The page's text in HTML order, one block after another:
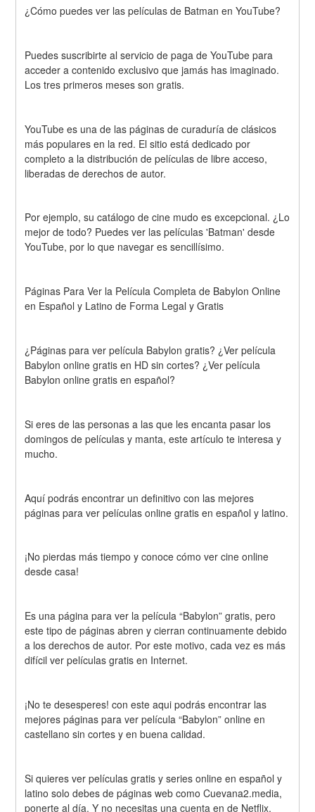
¿Cómo puedes ver las películas de Batman en YouTube?
Puedes suscribirte al servicio de paga de YouTube para
acceder a contenido exclusivo que jamás has imaginado.
Los tres primeros meses son gratis.
YouTube es una de las páginas de curaduría de clásicos
más populares en la red. El sitio está dedicado por
completo a la distribución de películas de libre acceso,
liberadas de derechos de autor.
Por ejemplo, su catálogo de cine mudo es excepcional. ¿Lo
mejor de todo? Puedes ver las películas 'Batman' desde
YouTube, por lo que navegar es sencillísimo.
Páginas Para Ver la Película Completa de Babylon Online
en Español y Latino de Forma Legal y Gratis
¿Páginas para ver película Babylon gratis? ¿Ver película
Babylon online gratis en HD sin cortes? ¿Ver película
Babylon online gratis en español?
Si eres de las personas a las que les encanta pasar los
domingos de películas y manta, este artículo te interesa y
mucho.
Aquí podrás encontrar un definitivo con las mejores
páginas para ver películas online gratis en español y latino.
¡No pierdas más tiempo y conoce cómo ver cine online
desde casa!
Es una página para ver la película “Babylon” gratis, pero
este tipo de páginas abren y cierran continuamente debido
a los derechos de autor. Por este motivo, cada vez es más
difícil ver películas gratis en Internet.
¡No te desesperes! con este aqui podrás encontrar las
mejores páginas para ver película “Babylon” online en
castellano sin cortes y en buena calidad.
Si quieres ver películas gratis y series online en español y
latino solo debes de páginas web como Cuevana2.media,
ponerte al día. Y no necesitas una cuenta en de Netflix,